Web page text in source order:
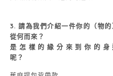
3. 請為我們介紹一件你的（物
從何而來？
是怎樣的緣分來到你的
呢？